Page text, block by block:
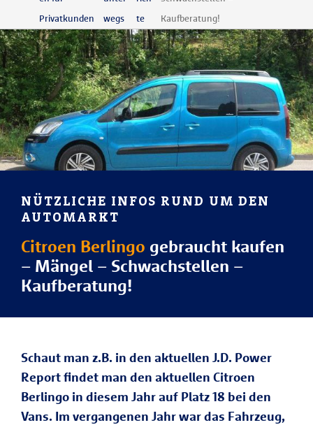
Privatkunden
wegs
te
Kaufberatung!
NÜTZLICHE INFOS RUND UM DEN
AUTOMARKT
Citroen Berlingo gebraucht kaufen
– Mängel – Schwachstellen –
Kaufberatung!
Schaut man z.B. in den aktuellen J.D. Power
Report findet man den aktuellen Citroen
Berlingo in diesem Jahr auf Platz 18 bei den
Vans. Im vergangenen Jahr war das Fahrzeug,